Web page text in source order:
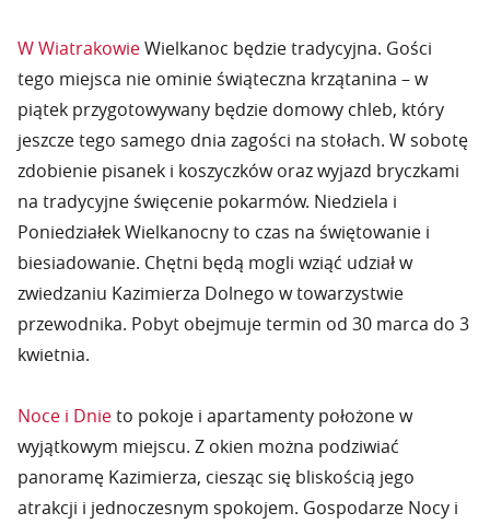
W WiatrakowieWielkanoc będzie tradycyjna. Gości
tego miejsca nie ominie świąteczna krzątanina – w
piątek przygotowywany będzie domowy chleb, który
jeszcze tego samego dnia zagości na stołach. W sobotę
zdobienie pisanek i koszyczków oraz wyjazd bryczkami
na tradycyjne święcenie pokarmów. Niedziela i
Poniedziałek Wielkanocny to czas na świętowanie i
biesiadowanie. Chętni będą mogli wziąć udział w
zwiedzaniu Kazimierza Dolnego w towarzystwie
przewodnika. Pobyt obejmuje termin od 30 marca do 3
kwietnia.
Noce i Dnieto pokoje i apartamenty położone w
wyjątkowym miejscu. Z okien można podziwiać
panoramę Kazimierza, ciesząc się bliskością jego
atrakcji i jednoczesnym spokojem. Gospodarze Nocy i